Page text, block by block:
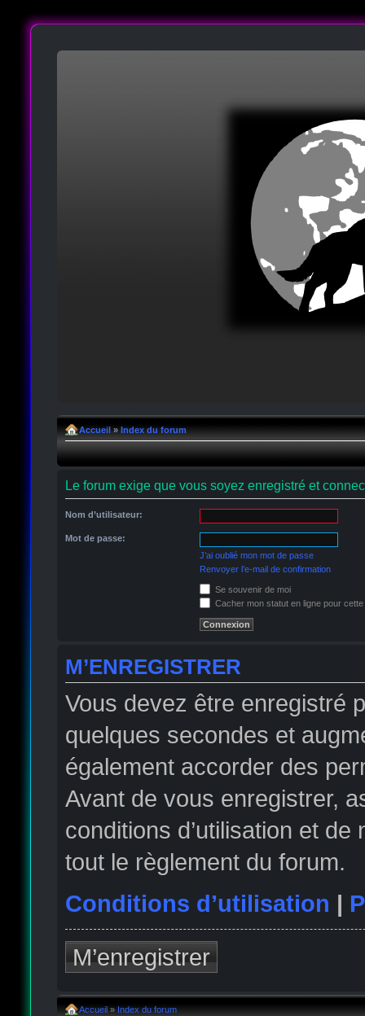
Accueil » Index du forum
Le forum exige que vous soyez enregistré et
Nom d’utilisateur:
Mot de passe:
J’ai oublié mon mot de passe
Renvoyer l’e-mail de confirmation
Se souvenir de moi
Cacher mon statut en ligne pour
M’ENREGISTRER
Vous devez être enregistré
quelques secondes et
également accorder des
Avant de vous enregistrer,
conditions d’utilisation et
tout le règlement du forum.
Conditions d’utilisation |
M’enregistrer
Accueil » Index du forum